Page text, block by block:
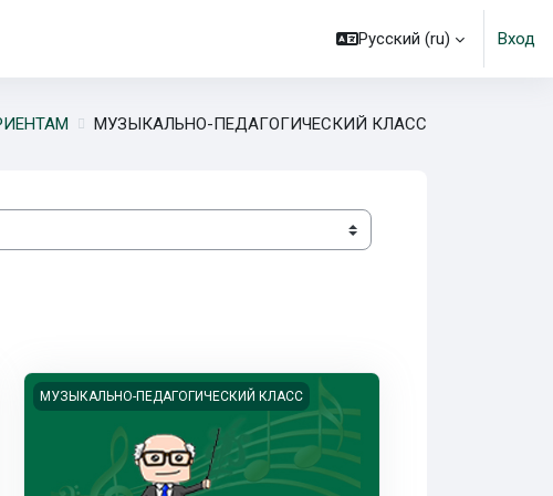
Русский ‎(ru)‎ Вход
МУЗЫКАЛЬНО-ПЕДАГОГИЧЕСКИЙ КЛАСС
Изображение курса Педагогика для музыкальных работников
МУЗЫКАЛЬНО-ПЕДАГОГИЧЕСКИЙ КЛАСС